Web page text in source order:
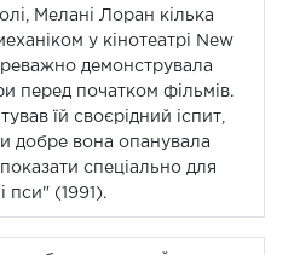
Мелані Лоран кілька
у кінотеатрі New
демонструвала
перед початком фільмів.
їй своєрідний іспит,
добре вона опанувала
спеціально для
пси" (1991).